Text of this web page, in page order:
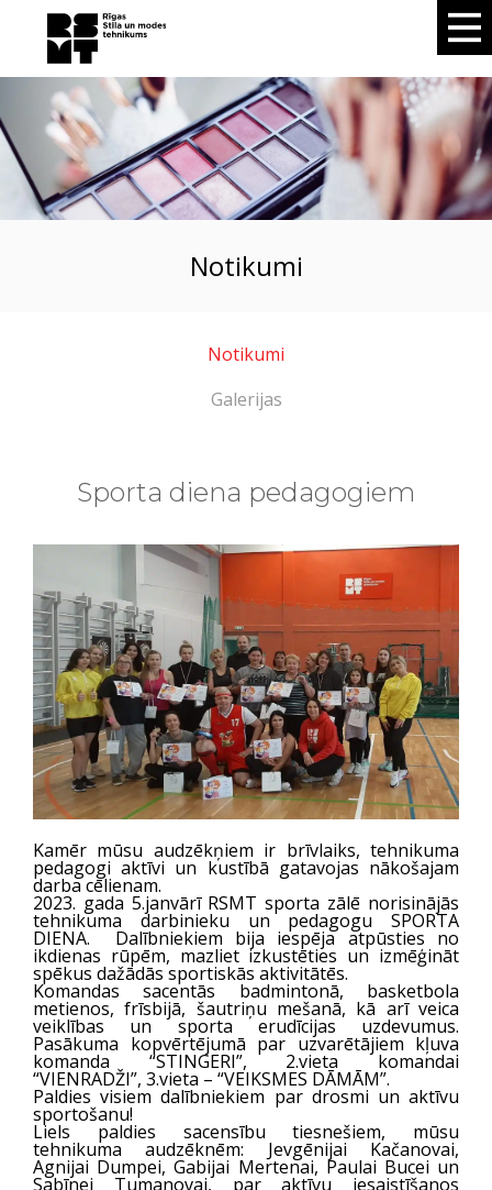
notikumi
Notikumi
Galerijas
Sporta diena pedagogiem
Kamēr mūsu audzēkņiem ir brīvlaiks, tehnikuma
pedagogi aktīvi un kustībā gatavojas nākošajam
darba cēlienam.
2023. gada 5.janvārī RSMT sporta zālē norisinājās
tehnikuma darbinieku un pedagogu SPORTA
DIENA. Dalībniekiem bija iespēja atpūsties no
ikdienas rūpēm, mazliet izkustēties un izmēģināt
spēkus dažādās sportiskās aktivitātēs.
Komandas sacentās badmintonā, basketbola
metienos, frīsbijā, šautriņu mešanā, kā arī veica
veiklības un sporta erudīcijas uzdevumus.
Pasākuma kopvērtējumā par uzvarētājiem kļuva
komanda “STINGERI”, 2.vieta komandai
“VIENRADŽI”, 3.vieta – “VEIKSMES DĀMĀM”.
Paldies visiem dalībniekiem par drosmi un aktīvu
sportošanu!
Liels paldies sacensību tiesnešiem, mūsu
tehnikuma audzēknēm: Jevgēnijai Kačanovai,
Agnijai Dumpei, Gabijai Mertenai, Paulai Bucei un
Sabīnei Tumanovai, par aktīvu iesaistīšanos